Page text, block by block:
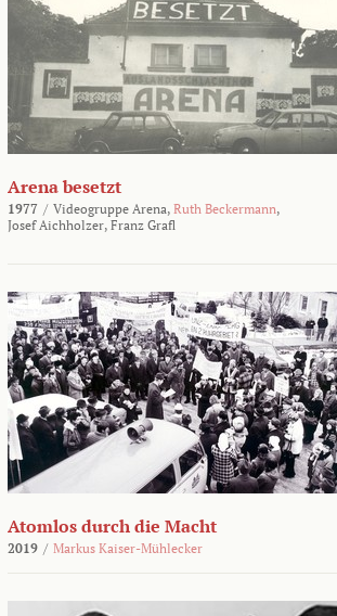
Arena besetzt
1977 / Videogruppe Arena, Ruth Beckermann,
Josef Aichholzer, Franz Grafl
Atomlos durch die Macht
2019 / Markus Kaiser-Mühlecker